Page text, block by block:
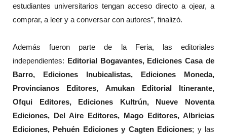
estudiantes universitarios tengan acceso directo a ojear, a
comprar, a leer y a conversar con autores”, finalizó.
Además fueron parte de la Feria, las editoriales
independientes: Editorial Bogavantes, Ediciones Casa de
Barro, Ediciones Inubicalistas, Ediciones Moneda,
Provincianos Editores, Amukan Editorial Itinerante,
Ofqui Editores, Ediciones Kultrún, Nueve Noventa
Ediciones, Del Aire Editores, Mago Editores, Albricias
Ediciones, Pehuén Ediciones y Cagten Ediciones; y las